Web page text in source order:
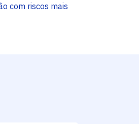
com riscos mais